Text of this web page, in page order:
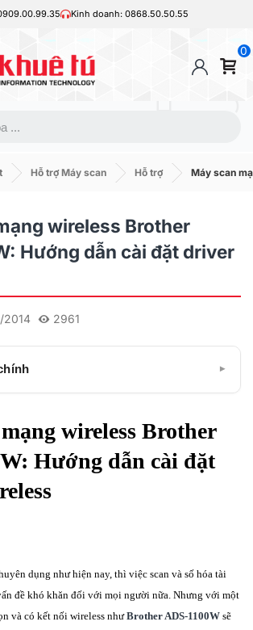
Kinh doanh: 0868.50.50.55
0
Hỗ trợ Máy scan Hỗ trợ Máy scan
wireless Brother
Hướng dẫn cài đặt driver
2014 2961
▾
trình cài đặt.
wireless Brother
Hướng dẫn cài đặt
dụng như hiện nay, thì việc scan và số hóa tài
đề khó khăn đối với mọi người nữa. Nhưng với một
và có kết nối wireless nhưBrother ADS-1100W sẽ